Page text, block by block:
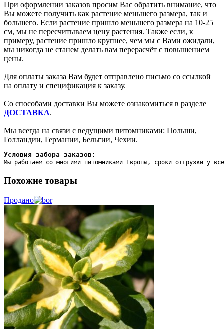
При оформлении заказов просим Вас обратить внимание, что
Вы можете получить как растение меньшего размера, так и
большего. Если растение пришло меньшего размера на 10-25
см, мы не пересчитываем цену растения. Также если, к
примеру, растение пришло крупнее, чем мы с Вами ожидали,
мы никогда не станем делать вам перерасчёт с повышением
цены.
Для оплаты заказа Вам будет отправлено письмо со ссылкой
на оплату и спецификация к заказу.
Со способами доставки Вы можете ознакомиться в разделе
ДОСТАВКА.
Мы всегда на связи с ведущими питомниками: Польши,
Голландии, Германии, Бельгии, Чехии.
Условия забора заказов:
Мы работаем со многими питомниками Европы, сроки отгрузки у
Похожие товары
Продано